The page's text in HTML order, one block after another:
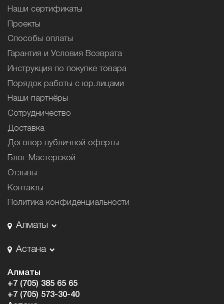
Наши сертификаты
Проекты
Способы оплаты
Гарантия и Условия Возврата
Инструкция по покупке товара
Порядок работы с юр.лицами
Наши партнёры
Сотрудничество
Доставка
Договор публичной оферты
Блог Мастерской
Отзывы
Контакты
Политика конфиденциальности
Алматы
Астана
Алматы
+7 (705) 385 65 65
+7 (705) 573-30-40